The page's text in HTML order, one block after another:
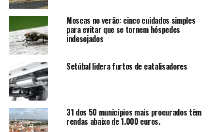
Moscas no verão: cinco cuidados simples
para evitar que se tornem hóspedes
indesejados
Setúbal lidera furtos de catalisadores
31 dos 50 municípios mais procurados têm
rendas abaixo de 1.000 euros.